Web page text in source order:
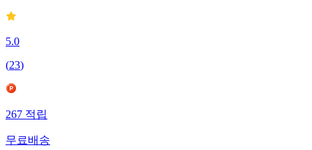
5.0
(23)
267 적립
무료배송